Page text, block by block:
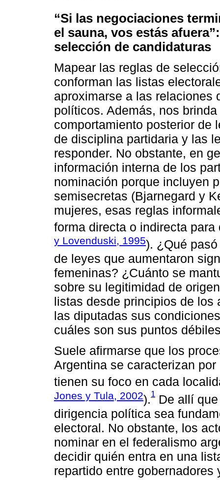
“Si las negociaciones
el sauna, vos estás
selección de candidaturas
Mapear las reglas de
conforman las listas
aproximarse a las relaciones
políticos. Además, nos
comportamiento posterior de
de disciplina partidaria y las
responder. No obstante, en
información interna de los
nominación porque incluyen
semisecretas (Bjarnegard y
mujeres, esas reglas
forma directa o indirecta
y Lovenduski, 1995). ¿Qué
de leyes que aumentaron
femeninas? ¿Cuánto se
sobre su legitimidad de
listas desde principios de los
las diputadas sus
cuáles son sus puntos
Suele afirmarse que los
Argentina se caracterizan
tienen su foco en cada
Jones y Tula, 2002).1 De allí
dirigencia política sea
electoral. No obstante, los
nominar en el federalismo
decidir quién entra en una
repartido entre